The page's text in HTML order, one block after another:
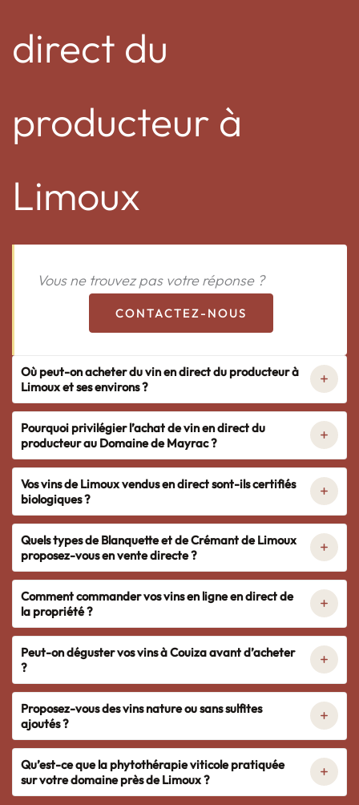
direct du
producteur à
Limoux
Vous ne trouvez pas votre réponse ?
CONTACTEZ-NOUS
Où peut-on acheter du vin en direct du producteur à
Limoux et ses environs ?
Pourquoi privilégier l’achat de vin en direct du
producteur au Domaine de Mayrac ?
Vos vins de Limoux vendus en direct sont-ils certifiés
biologiques ?
Quels types de Blanquette et de Crémant de Limoux
proposez-vous en vente directe ?
Comment commander vos vins en ligne en direct de
la propriété ?
Peut-on déguster vos vins à Couiza avant d’acheter
?
Proposez-vous des vins nature ou sans sulfites
ajoutés ?
Qu’est-ce que la phytothérapie viticole pratiquée
sur votre domaine près de Limoux ?